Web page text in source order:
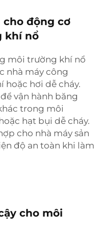
cho động cơ
khí nổ
môi trường khí nổ
nhà máy công
hoặc hơi dễ cháy.
vận hành băng
trong môi
hạt bụi dễ cháy.
cho nhà máy sản
độ an toàn khi làm
cho môi